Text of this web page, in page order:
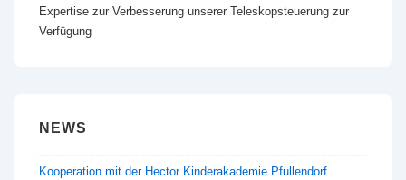
Expertise zur Verbesserung unserer Teleskopsteuerung zur
Verfügung
NEWS
Kooperation mit der Hector Kinderakademie Pfullendorf